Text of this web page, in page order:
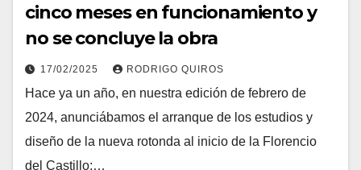
cinco meses en funcionamiento y
no se concluye la obra
17/02/2025 RODRIGO QUIROS
Hace ya un año, en nuestra edición de febrero de
2024, anunciábamos el arranque de los estudios y
diseño de la nueva rotonda al inicio de la Florencio
del Castillo;…